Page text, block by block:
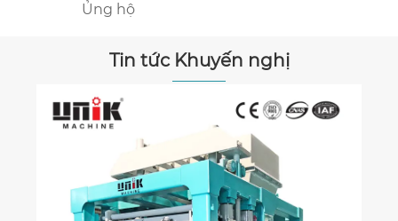
Ủng hộ
Tin tức Khuyến nghị